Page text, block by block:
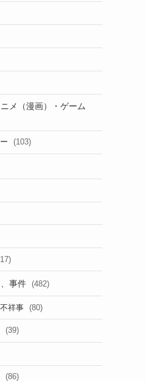
メ（漫画）・ゲーム
(103)
事件 (482)
祥事 (80)
(39)
(86)